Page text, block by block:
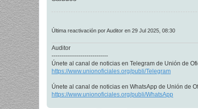
Última reactivación por Auditor en 29 Jul 2025, 08:30
Auditor
-----------------------------
Únete al canal de noticias en Telegram de Unión de
https://www.unionoficiales.org/publi/Telegram
Únete al canal de noticias en WhatsApp de Unión de
https://www.unionoficiales.org/publi/WhatsApp